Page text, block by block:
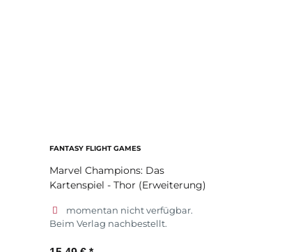
FANTASY FLIGHT GAMES
Marvel Champions: Das
Kartenspiel - Thor (Erweiterung)
momentan nicht verfügbar.
Beim Verlag nachbestellt.